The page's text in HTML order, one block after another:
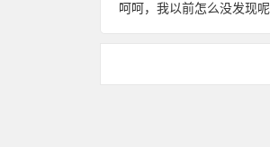
呵呵，我以前怎么没发现呢